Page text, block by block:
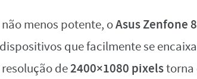
menos potente, oAsus Zenfone 8
que facilmente se
de2400×1080 pixelstorna